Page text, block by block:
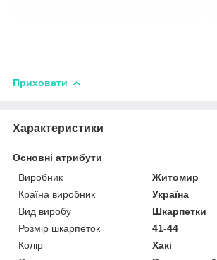
Приховати
Характеристики
Основні атрибути
Виробник
Житомир
Країна виробник
Україна
Вид виробу
Шкарпетки
Розмір шкарпеток
41-44
Колір
Хакі